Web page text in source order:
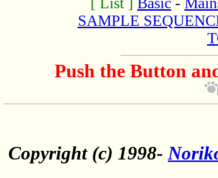
SAMPLE
Push the Button
Copyright (c) 1998-